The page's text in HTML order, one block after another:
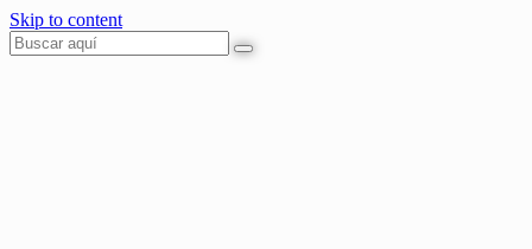
Skip to content